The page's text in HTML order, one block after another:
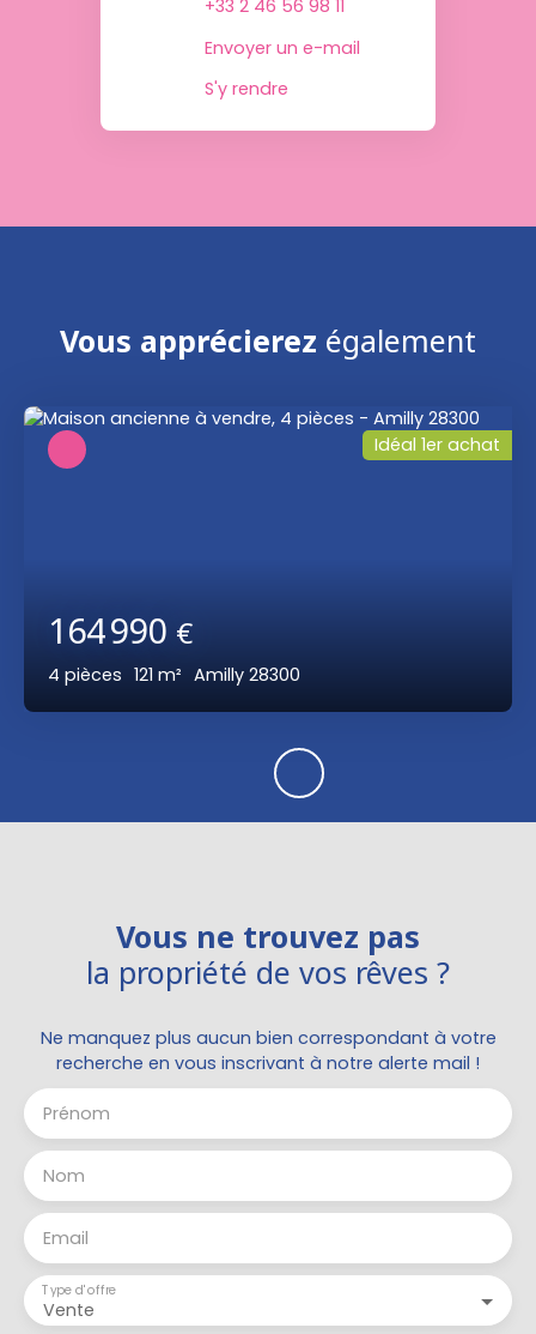
+33 2 46 56 98 11
Envoyer un e-mail
S'y rendre
Vous apprécierez également
164 990 €
4 pièces 121 m² Amilly 28300
Idéal 1er achat
Vous ne trouvez pas
la propriété de vos rêves ?
Ne manquez plus aucun bien correspondant à votre
recherche en vous inscrivant à notre alerte mail !
Prénom
Nom
Email
Vente
Type d'offre